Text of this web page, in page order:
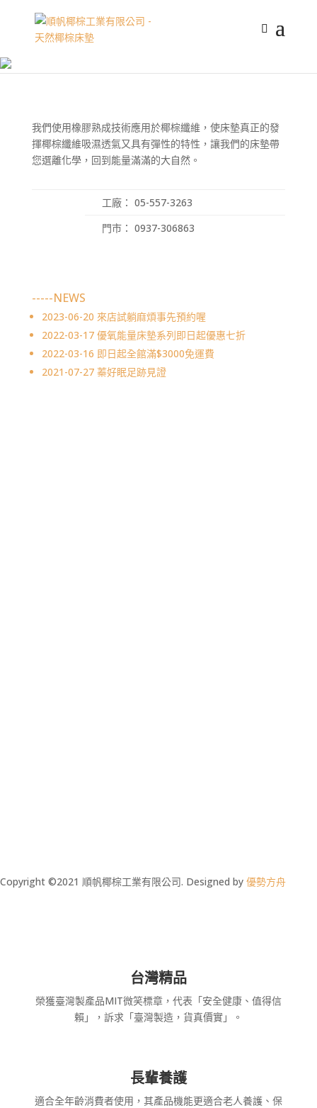
我們使用橡膠熟成技術應用於椰棕纖維，使床墊真正的發
揮椰棕纖維吸濕透氣又具有彈性的特性，讓我們的床墊帶
您選離化學，回到能量滿滿的大自然。
工廠： 05-557-3263
門市： 0937-306863
-----NEWS
2023-06-20 來店試躺麻煩事先預約喔
2022-03-17 優氧能量床墊系列即日起優惠七折
2022-03-16 即日起全館滿$3000免運費
2021-07-27 蓁好眠足跡見證
Copyright ©2021 順帆椰棕工業有限公司. Designed by 優勢方舟
台灣精品
榮獲臺灣製產品MIT微笑標章，代表「安全健康、值得信
賴」，訴求「臺灣製造，貨真價實」。
長輩養護
適合全年齡消費者使用，其產品機能更適合老人養護、保